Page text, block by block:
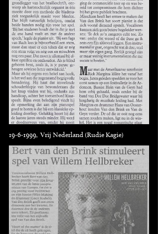
19-6-1999, Vrij Nederland (Rudie Kagie)